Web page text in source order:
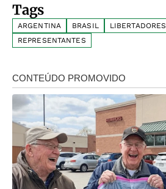
Tags
ARGENTINA BRASIL LIBERTADORES
REPRESENTANTES